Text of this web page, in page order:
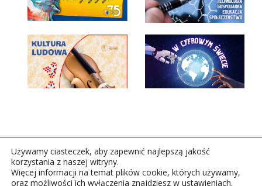
Używamy ciasteczek, aby zapewnić najlepszą jakość
korzystania z naszej witryny.
Więcej informacji na temat plików cookie, których używamy,
oraz możliwości ich wyłączenia znajdziesz w ustawieniach.